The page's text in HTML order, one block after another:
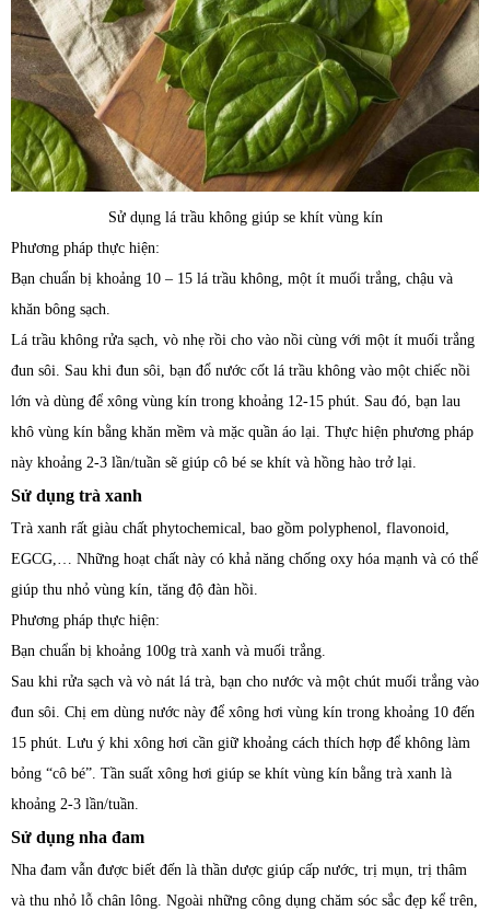
Sử dụng lá trầu không giúp se khít vùng kín
Phương pháp thực hiện:
Bạn chuẩn bị khoảng 10 – 15 lá trầu không, một ít muối trắng, chậu và
khăn bông sạch.
Lá trầu không rửa sạch, vò nhẹ rồi cho vào nồi cùng với một ít muối trắng
đun sôi. Sau khi đun sôi, bạn đổ nước cốt lá trầu không vào một chiếc nồi
lớn và dùng để xông vùng kín trong khoảng 12-15 phút. Sau đó, bạn lau
khô vùng kín bằng khăn mềm và mặc quần áo lại. Thực hiện phương pháp
này khoảng 2-3 lần/tuần sẽ giúp cô bé se khít và hồng hào trở lại.
Sử dụng trà xanh
Trà xanh rất giàu chất phytochemical, bao gồm polyphenol, flavonoid,
EGCG,… Những hoạt chất này có khả năng chống oxy hóa mạnh và có thể
giúp thu nhỏ vùng kín, tăng độ đàn hồi.
Phương pháp thực hiện:
Bạn chuẩn bị khoảng 100g trà xanh và muối trắng.
Sau khi rửa sạch và vò nát lá trà, bạn cho nước và một chút muối trắng vào
đun sôi. Chị em dùng nước này để xông hơi vùng kín trong khoảng 10 đến
15 phút. Lưu ý khi xông hơi cần giữ khoảng cách thích hợp để không làm
bỏng “cô bé”. Tần suất xông hơi giúp se khít vùng kín bằng trà xanh là
khoảng 2-3 lần/tuần.
Sử dụng nha đam
Nha đam vẫn được biết đến là thần dược giúp cấp nước, trị mụn, trị thâm
và thu nhỏ lỗ chân lông. Ngoài những công dụng chăm sóc sắc đẹp kể trên,